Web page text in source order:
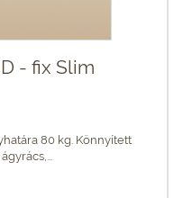
- fix Slim
80 kg. Könnyített